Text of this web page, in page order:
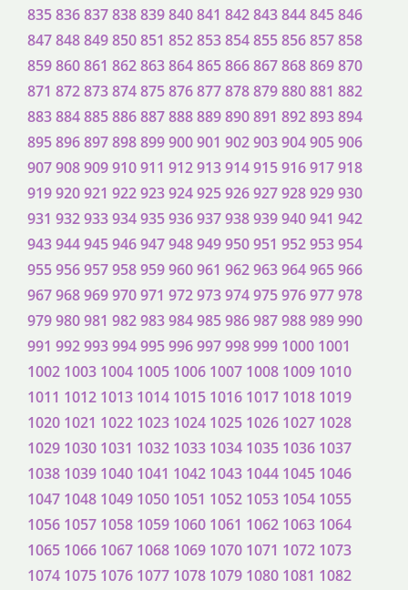
835836837838839840841 842843844845846
847848849850851 852853854855856857858
859860861 862863864865866867868869870
871 872873874875876877878879880881 882
883884885886887888889890891 892893894
895896897898899900901 902903904905906
907908909910911 912913914915916917918
919920921 922923924925926927928929930
931 932933934935936937938939940941 942
943944945946947948949950951 952953954
955956957958959960961 962963964965966
967968969970971 972973974975976977978
979980981 982983984985986987988989990
991 992993994995996997998999 1000 1001
1002 1003 1004 1005 1006 1007 1008 1009 1010
1011 1012 1013 1014 1015 1016 1017 1018 1019
1020 1021 1022 1023 1024 1025 1026 1027 1028
1029 1030 1031 1032 1033 1034 1035 1036 1037
1038 1039 1040 1041 1042 1043 1044 1045 1046
1047 1048 1049 1050 1051 1052 1053 1054 1055
1056 1057 1058 1059 1060 1061 1062 1063 1064
1065 1066 1067 1068 1069 1070 1071 1072 1073
1074 1075 1076 1077 1078 1079 1080 1081 1082